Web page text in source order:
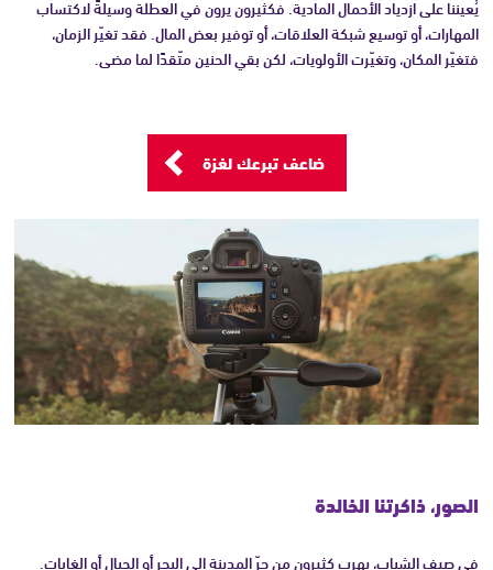
يُعيننا على ازدياد الأحمال المادية. فكثيرون يرون في العطلة وسيلةً لاكتساب
المهارات، أو توسيع شبكة العلاقات، أو توفير بعض المال. فقد تغيّر الزمان،
فتغيّر المكان، وتغيّرت الأولويات، لكن بقي الحنين متّقدًا لما مضى.
ضاعف تبرعك لغزة
الصور، ذاكرتنا الخالدة
في صيف الشباب، يهرب كثيرون من حرّ المدينة إلى البحر أو الجبال أو الغابات.